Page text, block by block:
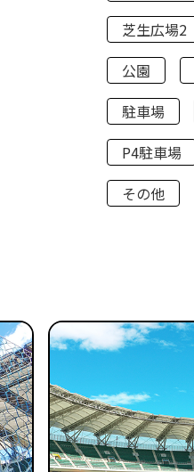
芝生広場2
公園
駐車場
P4駐車場
その他